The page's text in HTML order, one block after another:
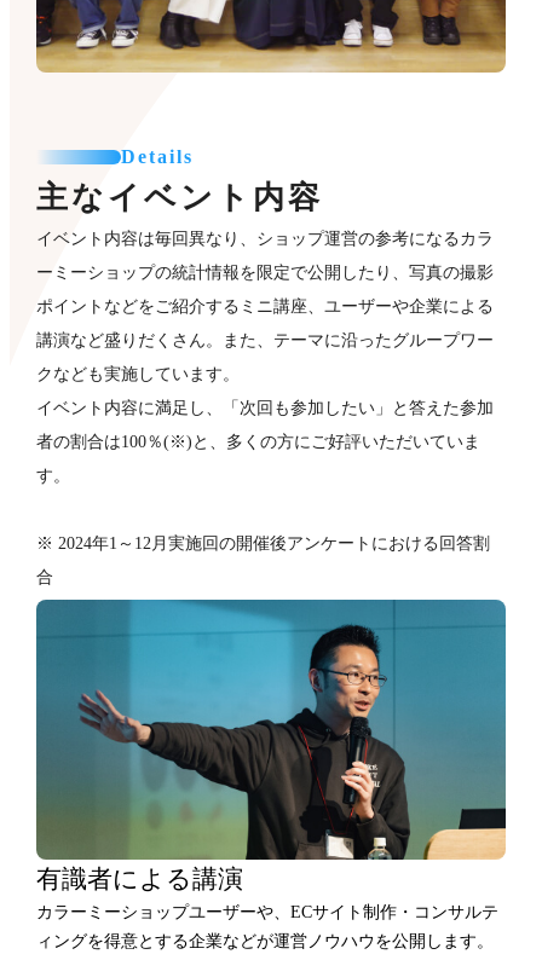
Details
主なイベント内容
イベント内容は毎回異なり、ショップ運営の参考になるカラ
ーミーショップの統計情報を限定で公開したり、写真の撮影
ポイントなどをご紹介するミニ講座、ユーザーや企業による
講演など盛りだくさん。また、テーマに沿ったグループワー
クなども​実施しています。
イベント内容に満足し、「次回も参加したい」と答えた参加
者の割合は100％(※)と、多くの方にご好評いただいていま
す。
※ 2024年1～12月実施回の開催後アンケートにおける回答割
合
有識者による講演
カラーミーショップユーザーや、ECサイト制作・コンサルテ
ィングを得意とする企業などが運営ノウハウを公開します。